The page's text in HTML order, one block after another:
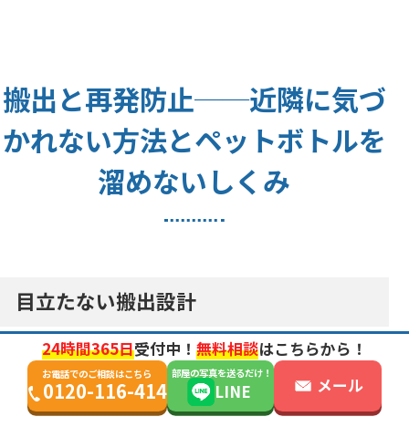
搬出と再発防止──近隣に気づ
かれない方法とペットボトルを
溜めないしくみ
目立たない搬出設計
大量のペットボトルを処分するとき、近隣の方の目線が
気になる方は少なくありません。「こんなに溜め込んで
いたと思われたくない」「マンションで業者が来るのを
24時間365日受付中！ 無料相談はこちらから！
お電話でのご相談はこちら
0120-116-414
部屋の写真を送るだけ！
LINE メール